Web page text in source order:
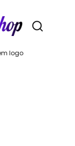
Otwórz
logo